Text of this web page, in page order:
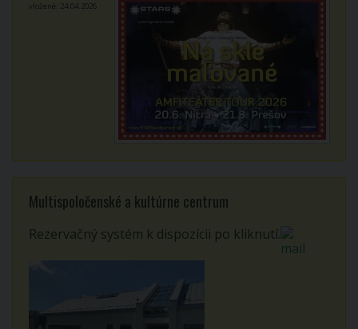
vložené: 24.04.2026
Multispoločenské a kultúrne centrum
Rezervačný systém k dispozícii po kliknutí.